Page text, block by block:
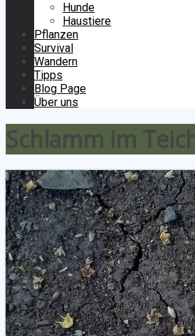
Hunde
Haustiere
Pflanzen
Survival
Wandern
Tipps
Blog Page
Über uns
Schlamm im